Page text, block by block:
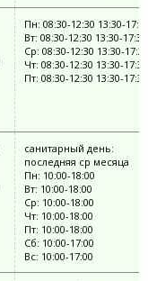
Пн: 08:30-12:30 13:30-
Вт: 08:30-12:30 13:30-17:30
Ср: 08:30-12:30 13:30-17:30
Чт: 08:30-12:30 13:30-17:30
Пт: 08:30-12:30 13:30-17:30
санитарный день:
последняя ср месяца
Пн: 10:00-18:00
Вт: 10:00-18:00
Ср: 10:00-18:00
Чт: 10:00-18:00
Пт: 10:00-18:00
Сб: 10:00-17:00
Вс: 10:00-17:00